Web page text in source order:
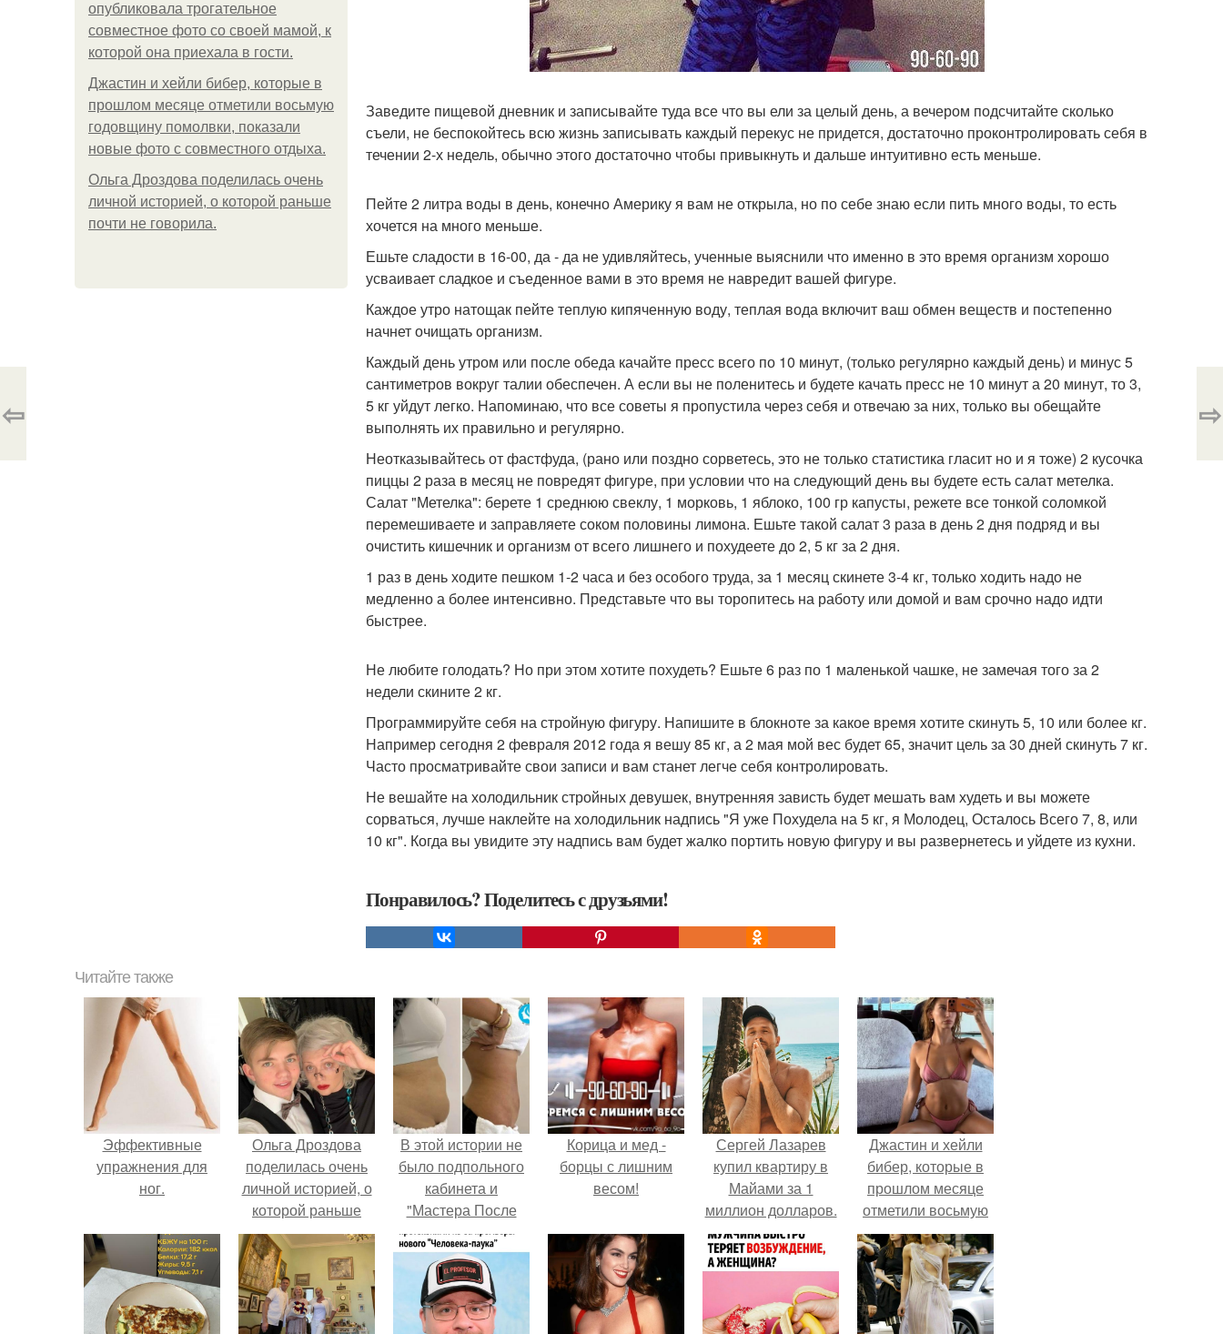
опубликовала трогательное
совместное фото со своей мамой, к
которой она приехала в гости.
Джастин и хейли бибер, которые в
прошлом месяце отметили восьмую
годовщину помолвки, показали
новые фото с совместного отдыха.
Ольга Дроздова поделилась очень
личной историей, о которой раньше
почти не говорила.
Заведите пищевой дневник и записывайте туда все что вы ели за целый день, а вечером подсчитайте сколько
съели, не беспокойтесь всю жизнь записывать каждый перекус не придется, достаточно проконтролировать себя в
течении 2-х недель, обычно этого достаточно чтобы привыкнуть и дальше интуитивно есть меньше.
Пейте 2 литра воды в день, конечно Америку я вам не открыла, но по себе знаю если пить много воды, то есть
хочется на много меньше.
Ешьте сладости в 16-00, да - да не удивляйтесь, ученные выяснили что именно в это время организм хорошо
усваивает сладкое и съеденное вами в это время не навредит вашей фигуре.
Каждое утро натощак пейте теплую кипяченную воду, теплая вода включит ваш обмен веществ и постепенно
начнет очищать организм.
Каждый день утром или после обеда качайте пресс всего по 10 минут, (только регулярно каждый день) и минус 5
сантиметров вокруг талии обеспечен. А если вы не поленитесь и будете качать пресс не 10 минут а 20 минут, то 3,
5 кг уйдут легко. Напоминаю, что все советы я пропустила через себя и отвечаю за них, только вы обещайте
выполнять их правильно и регулярно.
Неотказывайтесь от фастфуда, (рано или поздно сорветесь, это не только статистика гласит но и я тоже) 2 кусочка
пиццы 2 раза в месяц не повредят фигуре, при условии что на следующий день вы будете есть салат метелка.
Салат "Метелка": берете 1 среднюю свеклу, 1 морковь, 1 яблоко, 100 гр капусты, режете все тонкой соломкой
перемешиваете и заправляете соком половины лимона. Ешьте такой салат 3 раза в день 2 дня подряд и вы
очистить кишечник и организм от всего лишнего и похудеете до 2, 5 кг за 2 дня.
1 раз в день ходите пешком 1-2 часа и без особого труда, за 1 месяц скинете 3-4 кг, только ходить надо не
медленно а более интенсивно. Представьте что вы торопитесь на работу или домой и вам срочно надо идти
быстрее.
Не любите голодать? Но при этом хотите похудеть? Ешьте 6 раз по 1 маленькой чашке, не замечая того за 2
недели скините 2 кг.
Программируйте себя на стройную фигуру. Напишите в блокноте за какое время хотите скинуть 5, 10 или более кг.
Например сегодня 2 февраля 2012 года я вешу 85 кг, а 2 мая мой вес будет 65, значит цель за 30 дней скинуть 7 кг.
Часто просматривайте свои записи и вам станет легче себя контролировать.
Не вешайте на холодильник стройных девушек, внутренняя зависть будет мешать вам худеть и вы можете
сорваться, лучше наклейте на холодильник надпись "Я уже Похудела на 5 кг, я Молодец, Осталось Всего 7, 8, или
10 кг". Когда вы увидите эту надпись вам будет жалко портить новую фигуру и вы развернетесь и уйдете из кухни.
Понравилось? Поделитесь с друзьями!
⇦ ⇨
Читайте также
Эффективные
упражнения для
ног.
Ольга Дроздова
поделилась очень
личной историей, о
которой раньше
почти не говорила.
В этой истории не
было подпольного
кабинета и
"Мастера После
Двухнедельных
Курсов".
Корица и мед -
борцы с лишним
весом!
Сергей Лазарев
купил квартиру в
Майами за 1
миллион долларов.
Джастин и хейли
бибер, которые в
прошлом месяце
отметили восьмую
годовщину
помолвки, показали
новые фото с
совместного
отдыха.